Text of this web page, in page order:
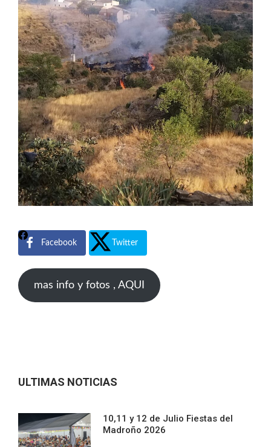
Facebook Twitter
mas info y fotos , AQUI
ULTIMAS NOTICIAS
10,11 y 12 de Julio Fiestas del
Madroño 2026